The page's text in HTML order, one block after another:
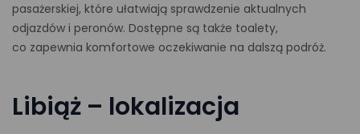
pasażerskiej, które ułatwiają sprawdzenie aktualnych
odjazdów i peronów. Dostępne są także toalety,
co zapewnia komfortowe oczekiwanie na dalszą podróż.
Libiąż – lokalizacja